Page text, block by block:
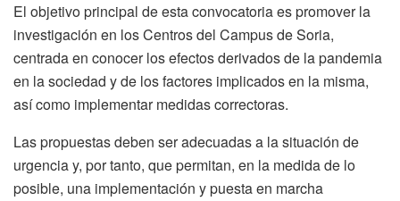
El objetivo principal de esta convocatoria es promover la
investigación en los Centros del Campus de Soria,
centrada en conocer los efectos derivados de la pandemia
en la sociedad y de los factores implicados en la misma,
así como implementar medidas correctoras.
Las propuestas deben ser adecuadas a la situación de
urgencia y, por tanto, que permitan, en la medida de lo
posible, una implementación y puesta en marcha